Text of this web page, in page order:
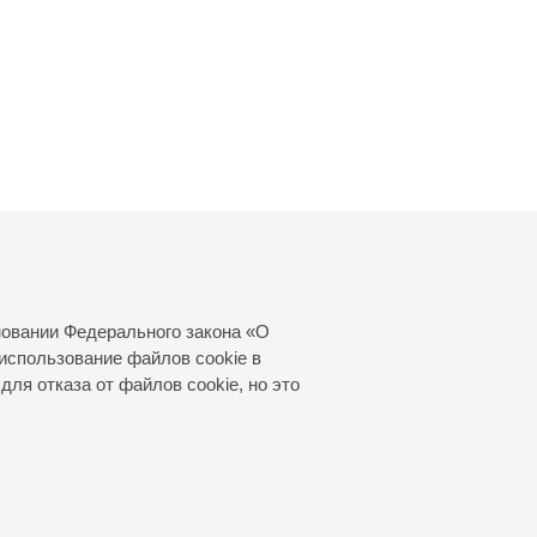
Федерального закона «О
файлов cookie в
отказа от файлов cookie, но это